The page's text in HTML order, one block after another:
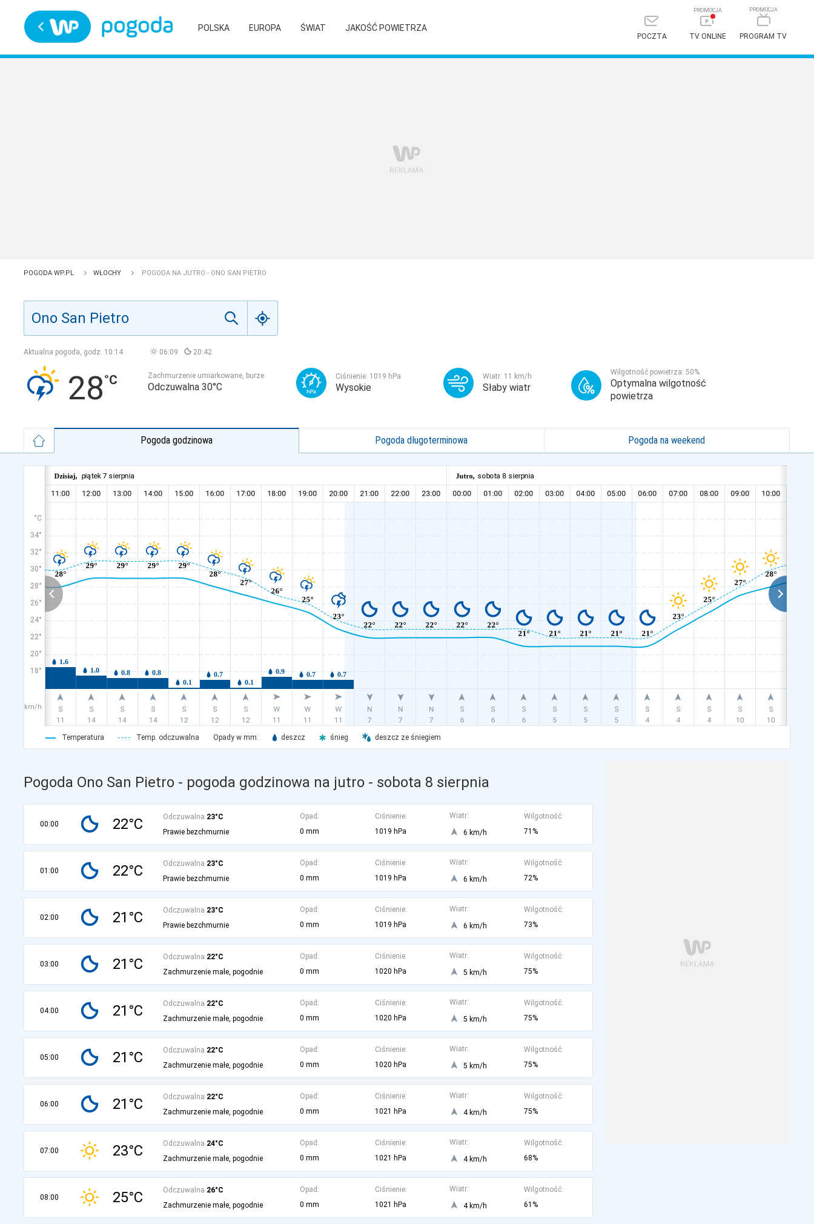
POLSKA EUROPA ŚWIAT JAKOŚĆ POWIETRZA
POCZTA TV ONLINE PROGRAM TV
POGODA WP.PL WŁOCHY POGODA NA JUTRO - ONO SAN PIETRO
Aktualna pogoda, godz. 10:14 06:09 20:42
28 Zachmurzenie umiarkowane, burze
Odczuwalna 30°C
Ciśnienie: 1019 hPa
Wysokie
Wiatr: 11 km/h
Słaby wiatr
Wilgotność powietrza: 50%
Optymalna wilgotność
powietrza
Pogoda godzinowa Pogoda długoterminowa Pogoda na weekend
°C
34°
32°
30°
28°
26°
24°
22°
20°
18°
km/h
Temperatura Temp. odczuwalna Opady w mm: deszcz śnieg deszcz ze śniegiem
Pogoda Ono San Pietro - pogoda godzinowa na jutro - sobota 8 sierpnia
00:00 22°C Odczuwalna 23°C
Prawie bezchmurnie
Opad:
0 mm
Ciśnienie:
1019 hPa
Wiatr:
6 km/h
Wilgotność:
71%
01:00 22°C Odczuwalna 23°C
Prawie bezchmurnie
Opad:
0 mm
Ciśnienie:
1019 hPa
Wiatr:
6 km/h
Wilgotność:
72%
02:00 21°C Odczuwalna 23°C
Prawie bezchmurnie
Opad:
0 mm
Ciśnienie:
1019 hPa
Wiatr:
6 km/h
Wilgotność:
73%
03:00 21°C Odczuwalna 22°C
Zachmurzenie małe, pogodnie
Opad:
0 mm
Ciśnienie:
1020 hPa
Wiatr:
5 km/h
Wilgotność:
75%
04:00 21°C Odczuwalna 22°C
Zachmurzenie małe, pogodnie
Opad:
0 mm
Ciśnienie:
1020 hPa
Wiatr:
5 km/h
Wilgotność:
75%
05:00 21°C Odczuwalna 22°C
Zachmurzenie małe, pogodnie
Opad:
0 mm
Ciśnienie:
1020 hPa
Wiatr:
5 km/h
Wilgotność:
75%
06:00 21°C Odczuwalna 22°C
Zachmurzenie małe, pogodnie
Opad:
0 mm
Ciśnienie:
1021 hPa
Wiatr:
4 km/h
Wilgotność:
75%
07:00 23°C Odczuwalna 24°C
Zachmurzenie małe, pogodnie
Opad:
0 mm
Ciśnienie:
1021 hPa
Wiatr:
4 km/h
Wilgotność:
68%
08:00 25°C Odczuwalna 26°C
Zachmurzenie małe, pogodnie
Opad:
0 mm
Ciśnienie:
1021 hPa
Wiatr:
4 km/h
Wilgotność:
61%